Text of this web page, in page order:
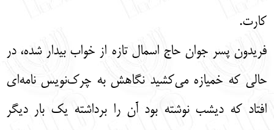
کارت.
فریدون پسر جوان حاج اسمال تازه از خواب بیدار شده، در
حالی که خمیازه می‌کشید نگاهش به چرک‌نویس نامه‌ای
افتاد که دیشب نوشته بود آن را برداشته یک بار دیگر